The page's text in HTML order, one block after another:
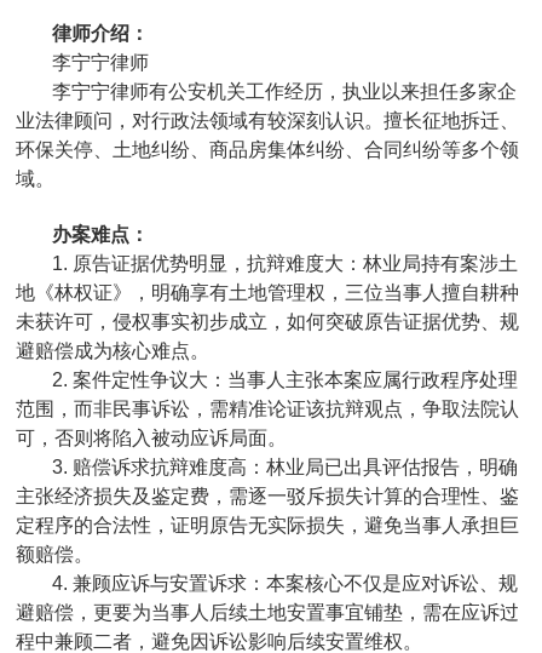
律师介绍：
李宁宁律师
李宁宁律师有公安机关工作经历，执业以来担任多家企
业法律顾问，对行政法领域有较深刻认识。擅长征地拆迁、
环保关停、土地纠纷、商品房集体纠纷、合同纠纷等多个领
域。
办案难点：
1. 原告证据优势明显，抗辩难度大：林业局持有案涉土
地《林权证》，明确享有土地管理权，三位当事人擅自耕种
未获许可，侵权事实初步成立，如何突破原告证据优势、规
避赔偿成为核心难点。
2. 案件定性争议大：当事人主张本案应属行政程序处理
范围，而非民事诉讼，需精准论证该抗辩观点，争取法院认
可，否则将陷入被动应诉局面。
3. 赔偿诉求抗辩难度高：林业局已出具评估报告，明确
主张经济损失及鉴定费，需逐一驳斥损失计算的合理性、鉴
定程序的合法性，证明原告无实际损失，避免当事人承担巨
额赔偿。
4. 兼顾应诉与安置诉求：本案核心不仅是应对诉讼、规
避赔偿，更要为当事人后续土地安置事宜铺垫，需在应诉过
程中兼顾二者，避免因诉讼影响后续安置维权。